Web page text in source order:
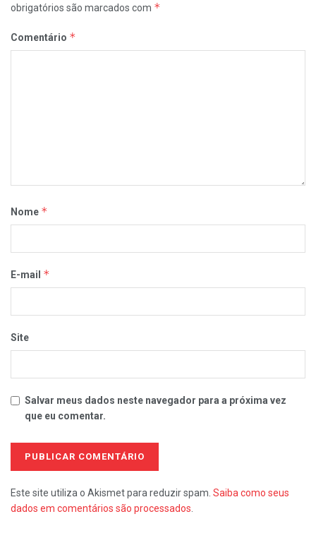
obrigatórios são marcados com *
Comentário *
Nome *
E-mail *
Site
Salvar meus dados neste navegador para a próxima vez
que eu comentar.
Este site utiliza o Akismet para reduzir spam. Saiba como seus
dados em comentários são processados